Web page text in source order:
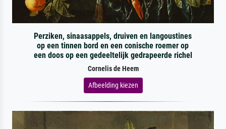
Perziken, sinaasappels, druiven en langoustines
op een tinnen bord en een conische roemer op
een doos op een gedeeltelijk gedrapeerde richel
Cornelis de Heem
Afbeelding kiezen